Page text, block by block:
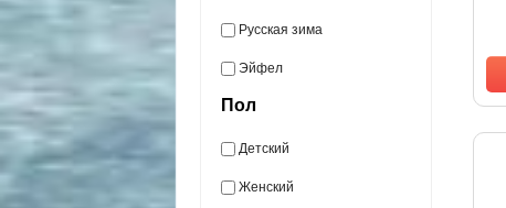
Русская зима
Эйфел
Пол
Детский
Женский